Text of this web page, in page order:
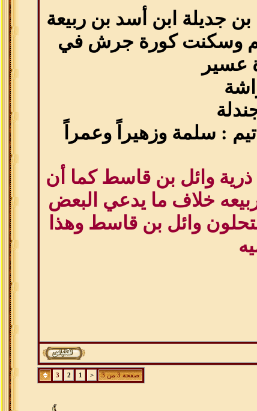
جديلة ابن أسد بن ربيعة
وسكنت كورة جرش في
عسير
وائل بن قاسط كما أن
خلاف ما يدعي البعض
وائل بن قاسط وهذا
صفحة 3 من 3 <
1
2
3